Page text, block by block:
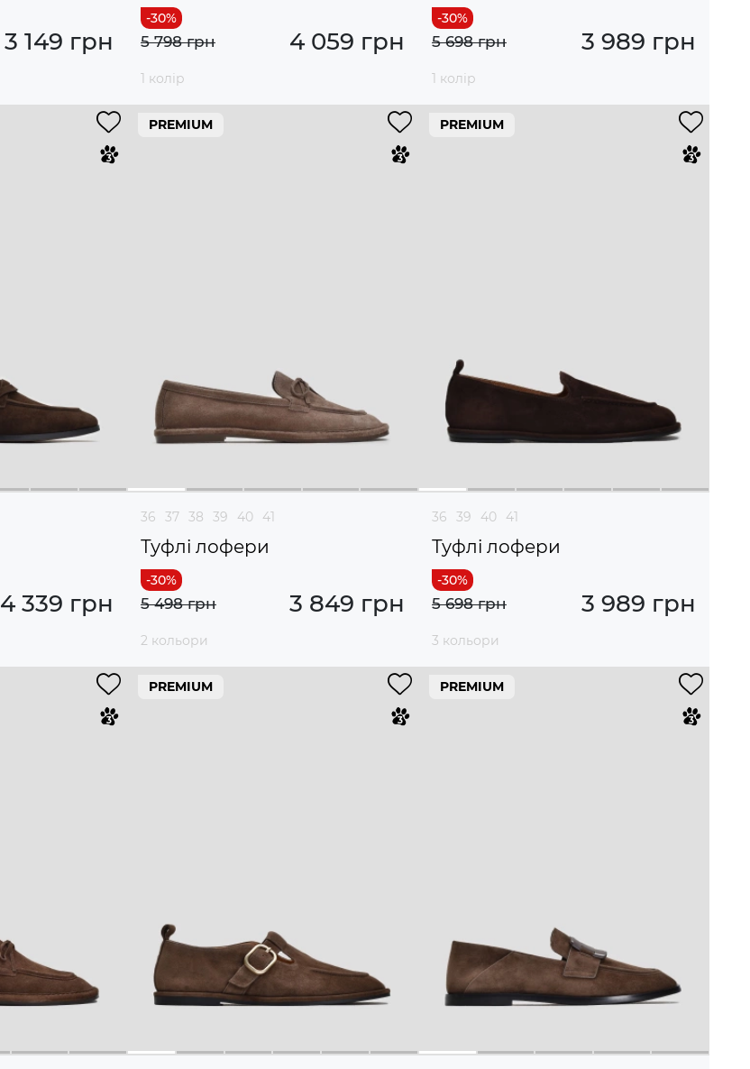
3 149 грн 4 059 грн
5 798 грн
1 колір
3 989 грн
5 698 грн
1 колір
4 339 грн
PREMIUM
36 37 38 39 40 41
Туфлі лофери
3 849 грн
5 498 грн
2 кольори
PREMIUM
36 39 40 41
Туфлі лофери
3 989 грн
5 698 грн
3 кольори
PREMIUM PREMIUM